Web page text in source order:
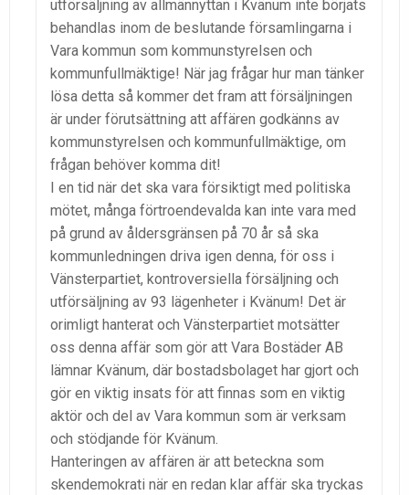
utförsäljning av allmännyttan i Kvänum inte börjats
behandlas inom de beslutande församlingarna i
Vara kommun som kommunstyrelsen och
kommunfullmäktige! När jag frågar hur man tänker
lösa detta så kommer det fram att försäljningen
är under förutsättning att affären godkänns av
kommunstyrelsen och kommunfullmäktige, om
frågan behöver komma dit!
I en tid när det ska vara försiktigt med politiska
mötet, många förtroendevalda kan inte vara med
på grund av åldersgränsen på 70 år så ska
kommunledningen driva igen denna, för oss i
Vänsterpartiet, kontroversiella försäljning och
utförsäljning av 93 lägenheter i Kvänum! Det är
orimligt hanterat och Vänsterpartiet motsätter
oss denna affär som gör att Vara Bostäder AB
lämnar Kvänum, där bostadsbolaget har gjort och
gör en viktig insats för att finnas som en viktig
aktör och del av Vara kommun som är verksam
och stödjande för Kvänum.
Hanteringen av affären är att beteckna som
skendemokrati när en redan klar affär ska tryckas